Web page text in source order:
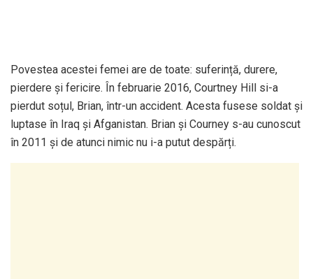
Povestea acestei femei are de toate: suferință, durere,
pierdere și fericire. În februarie 2016, Courtney Hill si-a
pierdut soțul, Brian, într-un accident. Acesta fusese soldat și
luptase în Iraq și Afganistan. Brian și Courney s-au cunoscut
în 2011 și de atunci nimic nu i-a putut despărți.